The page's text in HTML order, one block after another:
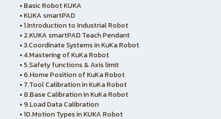
• Basic Robot KUKA
• KUKA smartPAD
•1.Introduction to Industrial Robot
• 2.KUKA smartPAD Teach Pendant
•3.Coordinate Systems in KuKa Robot
•4.Mastering of KuKa Robot
• 5.Safety functions & Axis limit
• 6.Home Position of KuKa Robot
• 7.Tool Calibration in KuKa Robot
• 8.Base Calibration in KuKa Robot
• 9.Load Data Calibration
•10.Motion Types in KUKA Robot